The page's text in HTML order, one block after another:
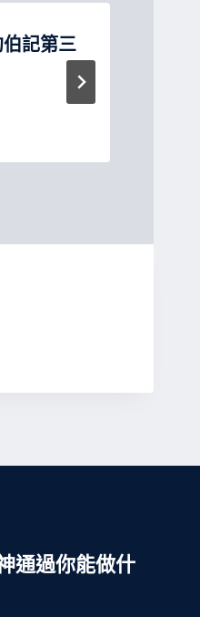
記第三
通過你能做什